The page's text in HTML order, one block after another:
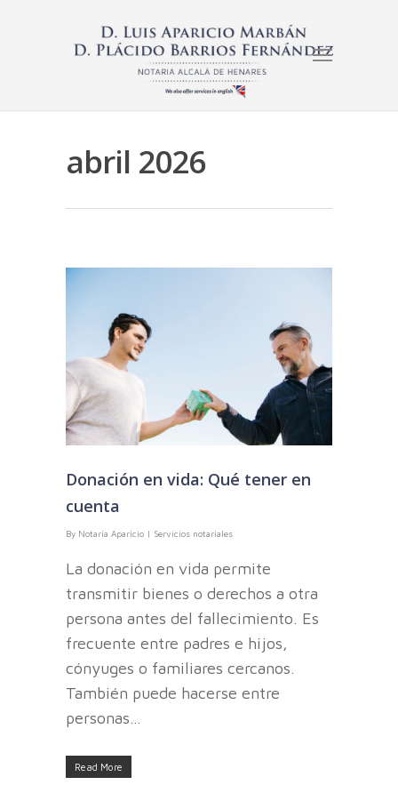
abril 2026
Donación en vida: Qué tener en
cuenta
By Notaría Aparicio | Servicios notariales
La donación en vida permite
transmitir bienes o derechos a otra
persona antes del fallecimiento. Es
frecuente entre padres e hijos,
cónyuges o familiares cercanos.
También puede hacerse entre
personas…
Read More